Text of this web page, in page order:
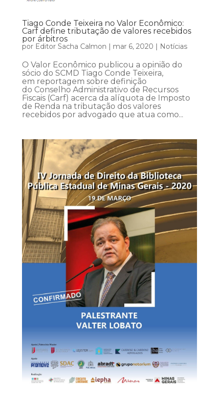
Tiago Conde Teixeira no Valor Econômico:
Carf define tributação de valores recebidos
por árbitros
por Editor Sacha Calmon | mar 6, 2020 | Notícias
O Valor Econômico publicou a opinião do
sócio do SCMD Tiago Conde Teixeira,
em reportagem sobre definição
do Conselho Administrativo de Recursos
Fiscais (Carf) acerca da alíquota de Imposto
de Renda na tributação dos valores
recebidos por advogado que atua como...